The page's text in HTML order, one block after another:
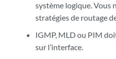
système logique. Vous
stratégies de routage
IGMP, MLD ou PIM
sur l’interface.